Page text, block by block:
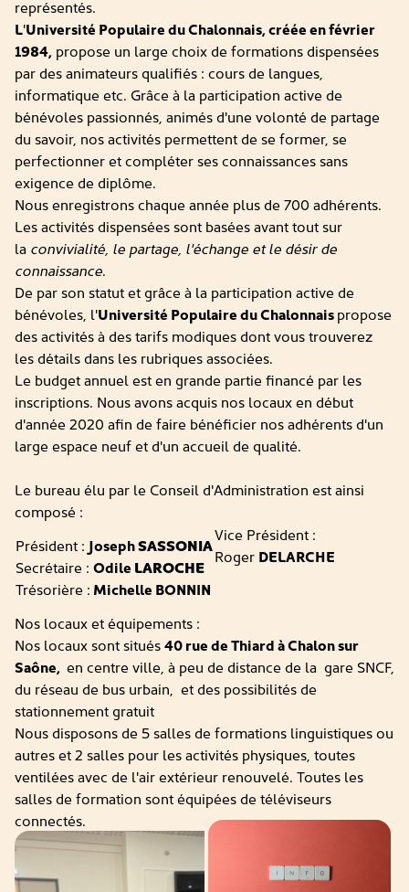
représentés.
L'Université Populaire du Chalonnais, créée en février
1984, propose un large choix de formations dispensées
par des animateurs qualifiés : cours de langues,
informatique etc. Grâce à la participation active de
bénévoles passionnés, animés d'une volonté de partage
du savoir, nos activités permettent de se former, se
perfectionner et compléter ses connaissances sans
exigence de diplôme.
Nous enregistrons chaque année plus de 700 adhérents.
Les activités dispensées sont basées avant tout sur
la convivialité, le partage, l'échange et le désir de
connaissance.
De par son statut et grâce à la participation active de
bénévoles, l'Université Populaire du Chalonnaispropose
des activités à des tarifs modiques dont vous trouverez
les détails dans les rubriques associées.
Le budget annuel est en grande partie financé par les
inscriptions. Nous avons acquis nos locaux en début
d'année 2020 afin de faire bénéficier nos adhérents d'un
large espace neuf et d'un accueil de qualité.
Le bureau élu par le Conseil d'Administration est ainsi
composé :
Président : JosephSASSONIA
Secrétaire : Odile LAROCHE
Trésorière : Michelle BONNIN
Vice Président :
Roger DELARCHE
Nos locaux et équipements :
Nos locaux sont situés40 rue de Thiard à Chalon sur
Saône, en centre ville, à peu de distance de la gare SNCF,
du réseau de bus urbain, et des possibilités de
stationnement gratuit
Nous disposons de 5 salles de formations linguistiques ou
autres et 2 salles pour les activités physiques, toutes
ventilées avec de l'air extérieur renouvelé. Toutes les
salles de formation sont équipées de téléviseurs
connectés.